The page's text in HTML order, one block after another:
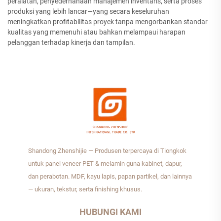
produksi yang lebih lancar—yang secara keseluruhan
meningkatkan profitabilitas proyek tanpa mengorbankan standar
kualitas yang memenuhi atau bahkan melampaui harapan
pelanggan terhadap kinerja dan tampilan.
Shandong Zhenshijie — Produsen terpercaya di Tiongkok
untuk panel veneer PET & melamin guna kabinet, dapur,
dan perabotan. MDF, kayu lapis, papan partikel, dan lainnya
— ukuran, tekstur, serta finishing khusus.
HUBUNGI KAMI